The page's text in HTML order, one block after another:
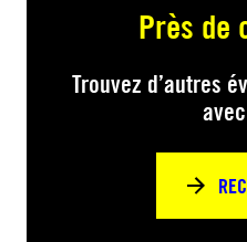
Près de
Trouvez d’autres